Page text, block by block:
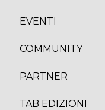
EVENTI
COMMUNITY
PARTNER
TAB EDIZIONI